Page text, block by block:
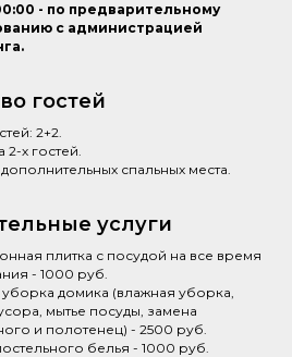
- по предварительному
с администрацией
гостей
2+2.
х гостей.
спальных места.
уcлуги
плитка с посудой на все время
- 1000 руб.
домика (влажная уборка,
мытье посуды, замена
и полотенец) - 2500 руб.
белья - 1000 руб.